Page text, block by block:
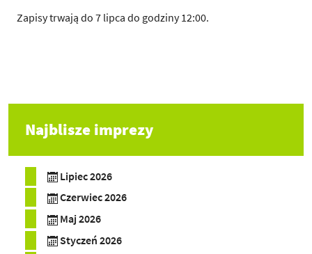
Zapisy trwają do 7 lipca do godziny 12:00.
Najblisze imprezy
Lipiec 2026
Czerwiec 2026
Maj 2026
Styczeń 2026